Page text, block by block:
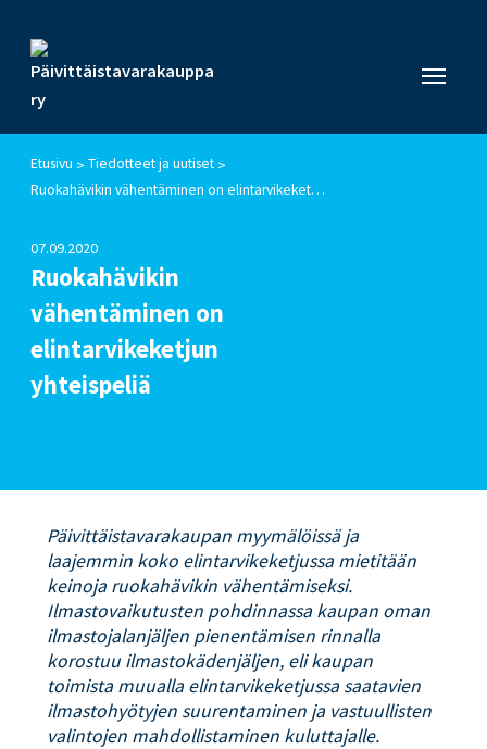
Etusivu > Tiedotteet ja uutiset >
Ruokahävikin vähentäminen on elintarvikeketjun yhteispeliä
07.09.2020
Ruokahävikin
vähentäminen on
elintarvikeketjun
yhteispeliä
Päivittäistavarakaupan myymälöissä ja
laajemmin koko elintarvikeketjussa mietitään
keinoja ruokahävikin vähentämiseksi.
Ilmastovaikutusten pohdinnassa kaupan oman
ilmastojalanjäljen pienentämisen rinnalla
korostuu ilmastokädenjäljen, eli kaupan
toimista muualla elintarvikeketjussa saatavien
ilmastohyötyjen suurentaminen ja vastuullisten
valintojen mahdollistaminen kuluttajalle.